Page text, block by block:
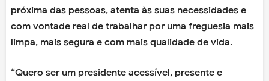
próxima das pessoas, atenta às suas necessidades e
com vontade real de trabalhar por uma freguesia mais
limpa, mais segura e com mais qualidade de vida.
“Quero ser um presidente acessível, presente e